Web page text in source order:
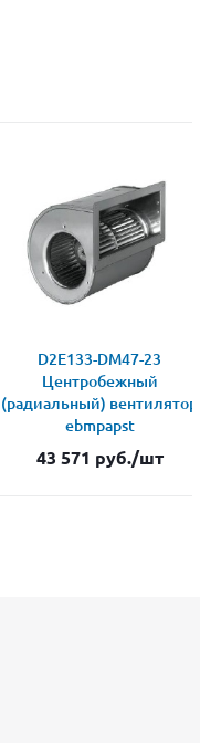
D2E133-DM47-23
Центробежный
(радиальный) вентилятор
ebmpapst
43 571 руб./шт